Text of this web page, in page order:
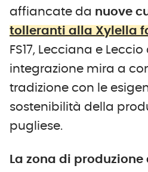
affiancate da nuove
tolleranti alla Xylella
FS17, Lecciana e
integrazione mira a
tradizione con le
sostenibilità della
pugliese.
La zona di